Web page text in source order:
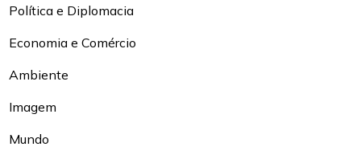
Política e Diplomacia
Economia e Comércio
Ambiente
Imagem
Mundo